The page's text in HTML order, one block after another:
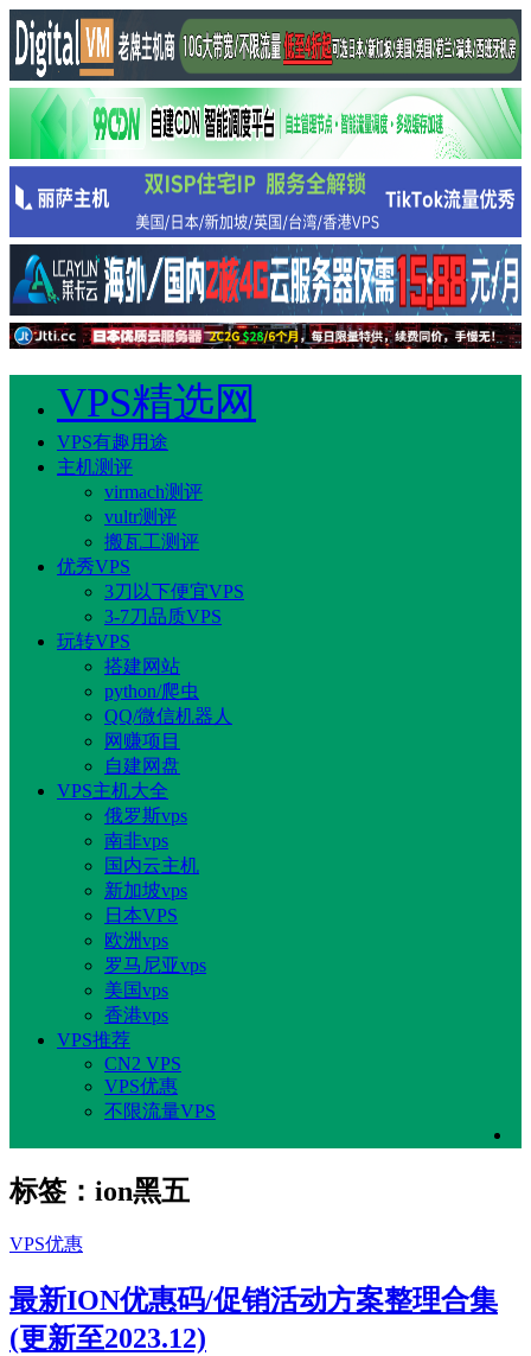
VPS精选网
VPS有趣用途
主机测评
virmach测评
vultr测评
搬瓦工测评
优秀VPS
3刀以下便宜VPS
3-7刀品质VPS
玩转VPS
搭建网站
python/爬虫
QQ/微信机器人
网赚项目
自建网盘
VPS主机大全
俄罗斯vps
南非vps
国内云主机
新加坡vps
日本VPS
欧洲vps
罗马尼亚vps
美国vps
香港vps
VPS推荐
CN2 VPS
VPS优惠
不限流量VPS
标签：ion黑五
VPS优惠
最新ION优惠码/促销活动方案整理合集
(更新至2023.12)